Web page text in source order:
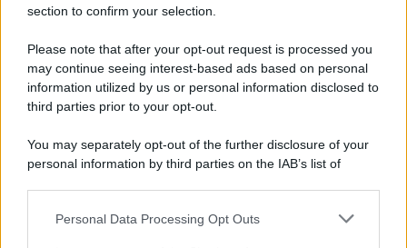
section to confirm your selection.
Please note that after your opt-out request is processed you
may continue seeing interest-based ads based on personal
information utilized by us or personal information disclosed to
third parties prior to your opt-out.
You may separately opt-out of the further disclosure of your
personal information by third parties on the IAB’s list of
This information may also be disclosed by us to third parties
Personal Data Processing Opt Outs